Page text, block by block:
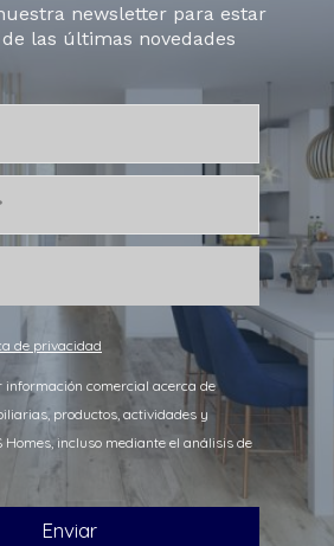
newsletter para estar
las últimas novedades